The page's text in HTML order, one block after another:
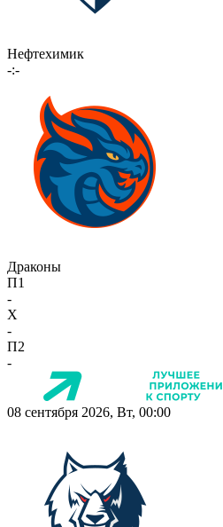
Нефтехимик
-:-
Драконы
П1
-
X
-
П2
-
08 сентября 2026, Вт, 00:00